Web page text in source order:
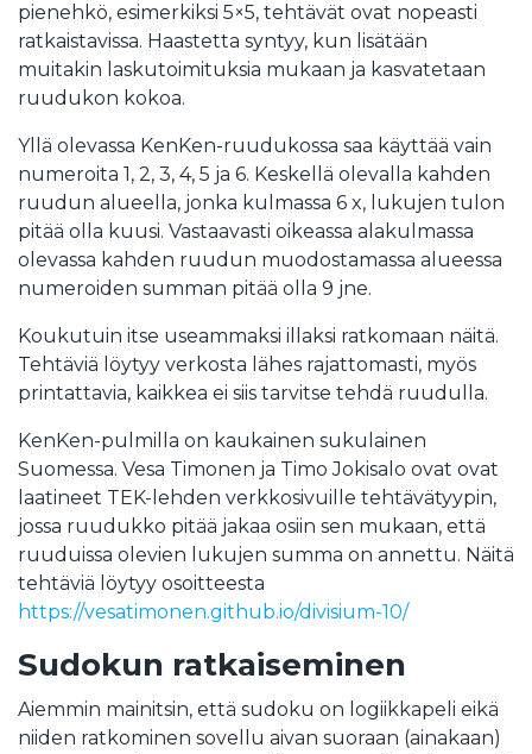
pienehkö, esimerkiksi 5×5, tehtävät ovat nopeasti
ratkaistavissa. Haastetta syntyy, kun lisätään
muitakin laskutoimituksia mukaan ja kasvatetaan
ruudukon kokoa.
Yllä olevassa KenKen-ruudukossa saa käyttää vain
numeroita 1, 2, 3, 4, 5 ja 6. Keskellä olevalla kahden
ruudun alueella, jonka kulmassa 6 x, lukujen tulon
pitää olla kuusi. Vastaavasti oikeassa alakulmassa
olevassa kahden ruudun muodostamassa alueessa
numeroiden summan pitää olla 9 jne.
Koukutuin itse useammaksi illaksi ratkomaan näitä.
Tehtäviä löytyy verkosta lähes rajattomasti, myös
printattavia, kaikkea ei siis tarvitse tehdä ruudulla.
KenKen-pulmilla on kaukainen sukulainen
Suomessa. Vesa Timonen ja Timo Jokisalo ovat ovat
laatineet TEK-lehden verkkosivuille tehtävätyypin,
jossa ruudukko pitää jakaa osiin sen mukaan, että
ruuduissa olevien lukujen summa on annettu. Näitä
tehtäviä löytyy osoitteesta
https://vesatimonen.github.io/divisium-10/
Sudokun ratkaiseminen
Aiemmin mainitsin, että sudoku on logiikkapeli eikä
niiden ratkominen sovellu aivan suoraan (ainakaan)